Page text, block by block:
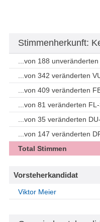
Stimmenherkunft:
...von 188
...von 342 veränderten
...von 409 veränderten
...von 81 veränderten
...von 35 veränderten
...von 147 veränderten
Total Stimmen
Vorsteherkandidat
Viktor Meier